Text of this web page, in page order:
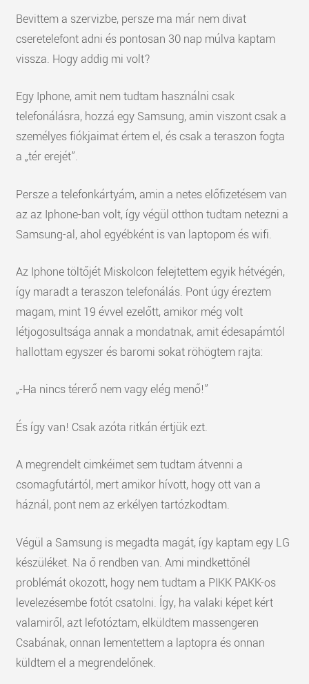
Bevittem a szervizbe, persze ma már nem divat
cseretelefont adni és pontosan 30 nap múlva kaptam
vissza. Hogy addig mi volt?
Egy Iphone, amit nem tudtam használni csak
telefonálásra, hozzá egy Samsung, amin viszont csak a
személyes fiókjaimat értem el, és csak a teraszon fogta
a „tér erejét”.
Persze a telefonkártyám, amin a netes előfizetésem van
az az Iphone-ban volt, így végül otthon tudtam netezni a
Samsung-al, ahol egyébként is van laptopom és wifi.
Az Iphone töltőjét Miskolcon felejtettem egyik hétvégén,
így maradt a teraszon telefonálás. Pont úgy éreztem
magam, mint 19 évvel ezelőtt, amikor még volt
létjogosultsága annak a mondatnak, amit édesapámtól
hallottam egyszer és baromi sokat röhögtem rajta:
„-Ha nincs térerő nem vagy elég menő!”
És így van! Csak azóta ritkán értjük ezt.
A megrendelt cimkéimet sem tudtam átvenni a
csomagfutártól, mert amikor hívott, hogy ott van a
háznál, pont nem az erkélyen tartózkodtam.
Végül a Samsung is megadta magát, így kaptam egy LG
készüléket. Na ő rendben van. Ami mindkettőnél
problémát okozott, hogy nem tudtam a PIKK PAKK-os
levelezésembe fotót csatolni. Így, ha valaki képet kért
valamiről, azt lefotóztam, elküldtem massengeren
Csabának, onnan lementettem a laptopra és onnan
küldtem el a megrendelőnek.